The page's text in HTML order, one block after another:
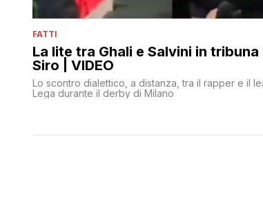
FATTI
La lite tra Ghali e Salvini in tribuna
Siro | VIDEO
Lo scontro dialettico, a distanza, tra il rapper e il
Lega durante il derby di Milano